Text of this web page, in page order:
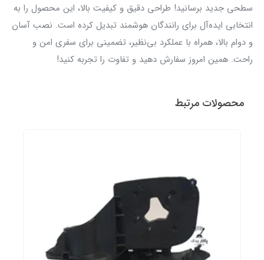
سطحی جدید برسانید! طراحی دقیق و کیفیت بالا، این محصول را به
انتخابی ایده‌آل برای رانندگان هوشمند تبدیل کرده است. نصب آسان
و دوام بالا، همراه با عملکرد بی‌نظیر، تضمینی برای سفری امن و
راحت. همین امروز سفارش دهید و تفاوت را تجربه کنید!
محصولات مرتبط